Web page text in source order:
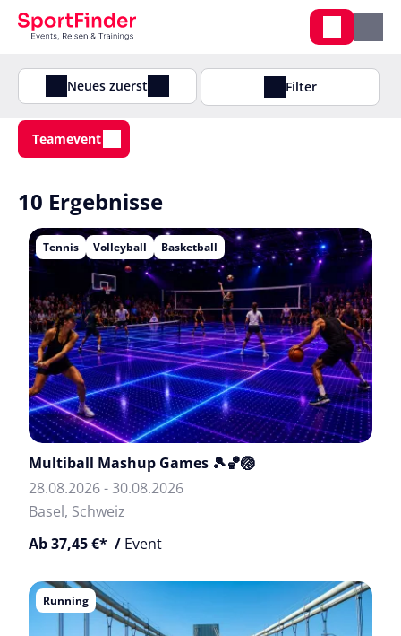
Neues zuerst Filter
Teamevent
10 Ergebnisse
Tennis Volleyball Basketball
Multiball Mashup Games 🎾🏀🏐
28.08.2026 - 30.08.2026
Basel, Schweiz
Ab 37,45 €* / Event
Running